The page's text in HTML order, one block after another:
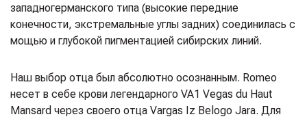
западногерманского типа (высокие передние
конечности, экстремальные углы задних) соединилась с
мощью и глубокой пигментацией сибирских линий.
Наш выбор отца был абсолютно осознанным. Romeo
несет в себе крови легендарного VA1 Vegas du Haut
Mansard через своего отца Vargas Iz Belogo Jara. Для